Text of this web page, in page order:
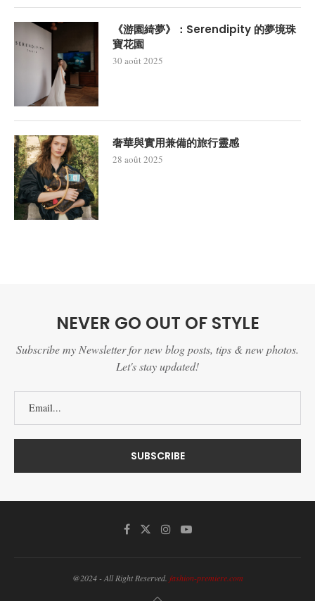
《游園綺夢》：Serendipity 的夢境珠
寶花園
30 août 2025
奢華與實用兼備的旅行靈感
28 août 2025
NEVER GO OUT OF STYLE
Subscribe my Newsletter for new blog posts, tips & new photos.
Let's stay updated!
@2024 - All Right Reserved. fashion-premiere.com